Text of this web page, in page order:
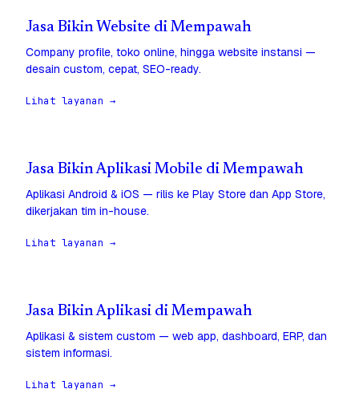
Jasa Bikin Website di Mempawah
Company profile, toko online, hingga website instansi —
desain custom, cepat, SEO-ready.
Lihat layanan →
Jasa Bikin Aplikasi Mobile di Mempawah
Aplikasi Android & iOS — rilis ke Play Store dan App Store,
dikerjakan tim in-house.
Lihat layanan →
Jasa Bikin Aplikasi di Mempawah
Aplikasi & sistem custom — web app, dashboard, ERP, dan
sistem informasi.
Lihat layanan →